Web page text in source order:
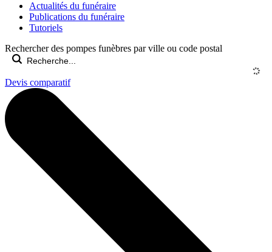
Actualités du funéraire
Publications du funéraire
Tutoriels
Rechercher des pompes funèbres par ville ou code postal
Devis comparatif